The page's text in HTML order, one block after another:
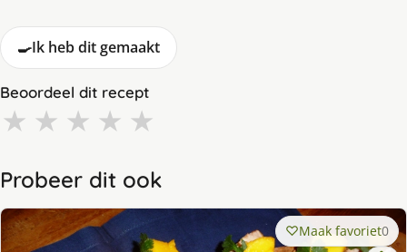
🍳Ik heb dit gemaakt
Beoordeel dit recept
★ ★ ★ ★ ★
Probeer dit ook
Maak favoriet0